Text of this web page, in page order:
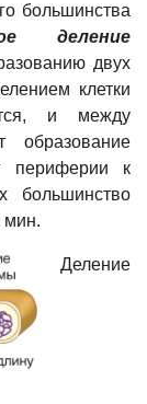
большинства
деление
двух
клетки
и между
образование
периферии к
большинство
мин.
Деление